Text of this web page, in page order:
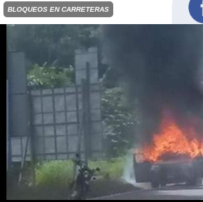
BLOQUEOS EN CARRETERAS